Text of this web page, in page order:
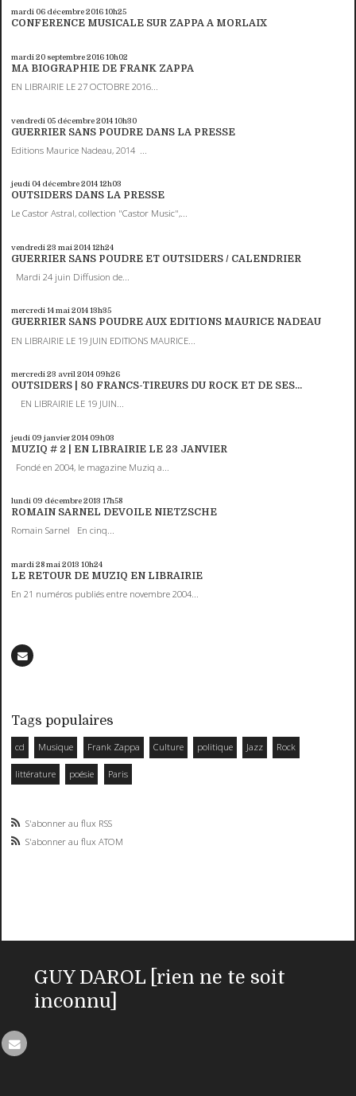
mardi 06 décembre 201610h25
CONFERENCE MUSICALE SUR ZAPPA A MORLAIX
mardi 20 septembre 201610h02
MA BIOGRAPHIE DE FRANK ZAPPA
EN LIBRAIRIE LE 27 OCTOBRE 2016...
vendredi 05 décembre 201410h30
GUERRIER SANS POUDRE DANS LA PRESSE
Editions Maurice Nadeau, 2014 ...
jeudi 04 décembre 201412h03
OUTSIDERS DANS LA PRESSE
Le Castor Astral, collection "Castor Music",...
vendredi 23 mai 201412h24
GUERRIER SANS POUDRE ET OUTSIDERS / CALENDRIER
Mardi 24 juin Diffusion de...
mercredi 14mai 201413h35
GUERRIER SANS POUDRE AUX EDITIONS MAURICE NADEAU
EN LIBRAIRIE LE 19 JUIN EDITIONS MAURICE...
mercredi 23 avril 2014 09h26
OUTSIDERS | 80 FRANCS-TIREURS DU ROCK ET DE SES...
EN LIBRAIRIE LE 19 JUIN...
jeudi 09 janvier 2014 09h03
MUZIQ # 2 | EN LIBRAIRIE LE 23 JANVIER
Fondé en 2004, le magazine Muziq a...
lundi 09 décembre 2013 17h58
ROMAIN SARNEL DEVOILE NIETZSCHE
Romain Sarnel En cinq...
mardi 28mai 2013 10h24
LE RETOUR DE MUZIQ EN LIBRAIRIE
En 21 numéros publiés entre novembre 2004...
Tags populaires
cd Musique Frank Zappa Culture politique Jazz Rock
littérature poésie Paris
S'abonner au flux RSS
S'abonner au flux ATOM
GUY DAROL [rien ne te soit
inconnu]